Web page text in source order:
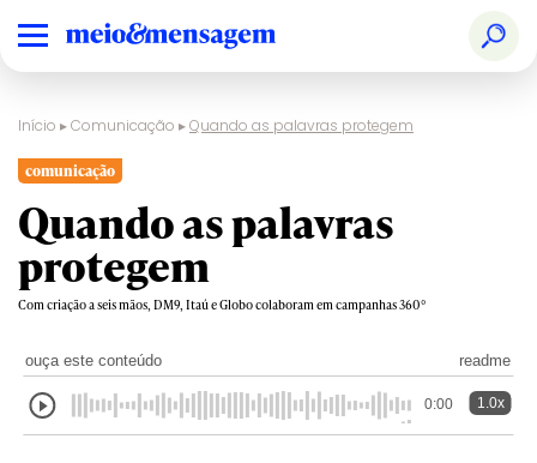
Início ▸Comunicação ▸Quando as palavras protegem
comunicação
Quando as palavras
protegem
Com criação a seis mãos, DM9, Itaú e Globo colaboram em campanhas 360º
ouça este conteúdo readme
0:00 1.0x